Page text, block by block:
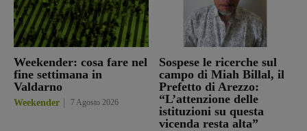
Weekender: cosa fare nel
fine settimana in
Valdarno
Weekender 7 Agosto 2026
Sospese le ricerche sul
campo di Miah Billal, il
Prefetto di Arezzo:
“L’attenzione delle
istituzioni su questa
vicenda resta alta”